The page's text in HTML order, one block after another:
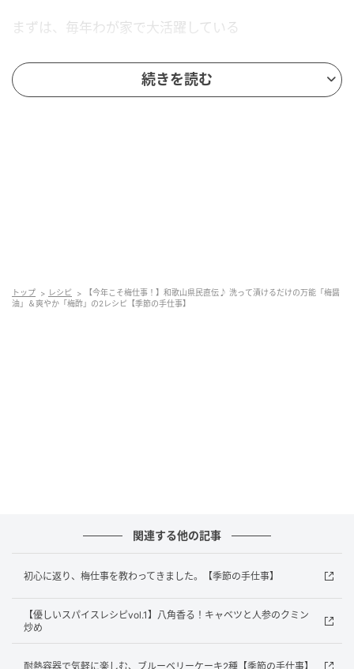
まずは、毎年わが家で大活躍している
「梅醤油」からご紹介します。
※ よく質問されるのですが、黄色くなった梅でも作れ
どちらのレシピも、最初にこの2つをおこなってくださ
保存瓶や道具は、煮沸消毒かアルコール消毒をして、
② 梅の下処理
青梅を優しく水洗いします。
続きを読む
トップ レシピ
【今年こそ梅仕事！】和歌山県民直伝♪ 洗って漬けるだけの万能「梅醤
油」＆爽やか「梅酢」の2レシピ【季節の手仕事】
関連する他の記事
初心に返り、梅仕事を教わってきました。【季節の手仕事】
【優しいスパイスレシピvol.1】八角香る！キャベツと人参のクミン
炒め
耐熱容器で気軽に楽しむ、ブルーベリーケーキ2種【季節の手仕事】